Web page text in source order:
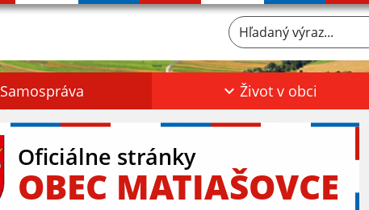
Hľadaný výraz...
Samospráva Život v obci
Oficiálne stránky
OBEC MATIAŠOVCE